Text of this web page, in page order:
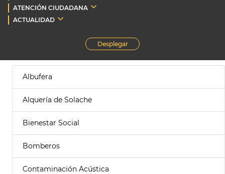
ATENCIÓN CIUDADANA
ACTUALIDAD
Desplegar
Albufera
Alquería de Solache
Bienestar Social
Bomberos
Contaminación Acústica